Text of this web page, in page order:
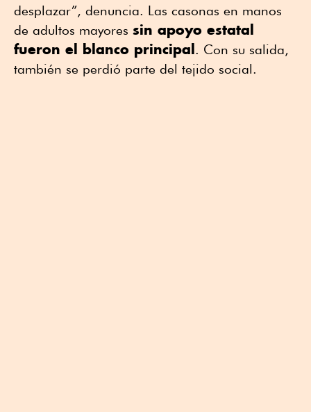
desplazar”, denuncia. Las casonas en manos
de adultos mayores sin apoyo estatal
fueron el blanco principal. Con su salida,
también se perdió parte del tejido social.